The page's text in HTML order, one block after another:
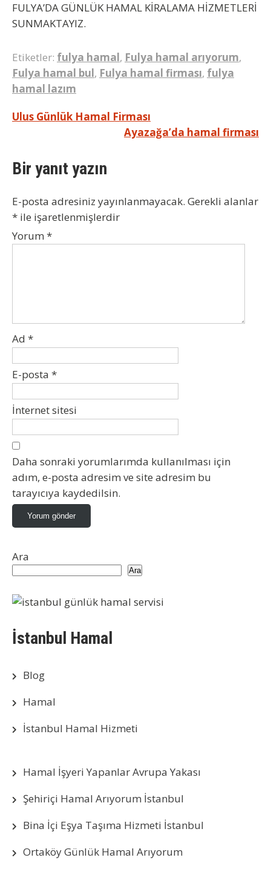
FULYA’DA GÜNLÜK HAMAL KİRALAMA HİZMETLERİ
SUNMAKTAYIZ.
Etiketler: fulya hamal, Fulya hamal arıyorum,
Fulya hamal bul, Fulya hamal firması, fulya
hamal lazım
Yazı
Ulus Günlük Hamal Firması
Ayazağa’da hamal firması
Bir yanıt yazın
E-posta adresiniz yayınlanmayacak. Gerekli alanlar
* ile işaretlenmişlerdir
Yorum *
Ad *
E-posta *
İnternet sitesi
Daha sonraki yorumlarımda kullanılması için
adım, e-posta adresim ve site adresim bu
tarayıcıya kaydedilsin.
Ara
Ara
İstanbul Hamal
Blog
Hamal
İstanbul Hamal Hizmeti
Hamal İşyeri Yapanlar Avrupa Yakası
Şehiriçi Hamal Arıyorum İstanbul
Bina İçi Eşya Taşıma Hizmeti İstanbul
Ortaköy Günlük Hamal Arıyorum